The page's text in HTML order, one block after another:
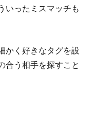
いったミスマッチも
かく好きなタグを設
合う相手を探すこと